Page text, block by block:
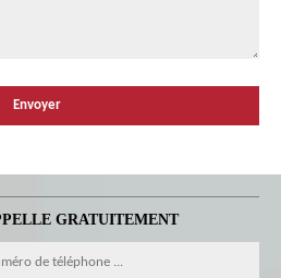
GRATUITEMENT